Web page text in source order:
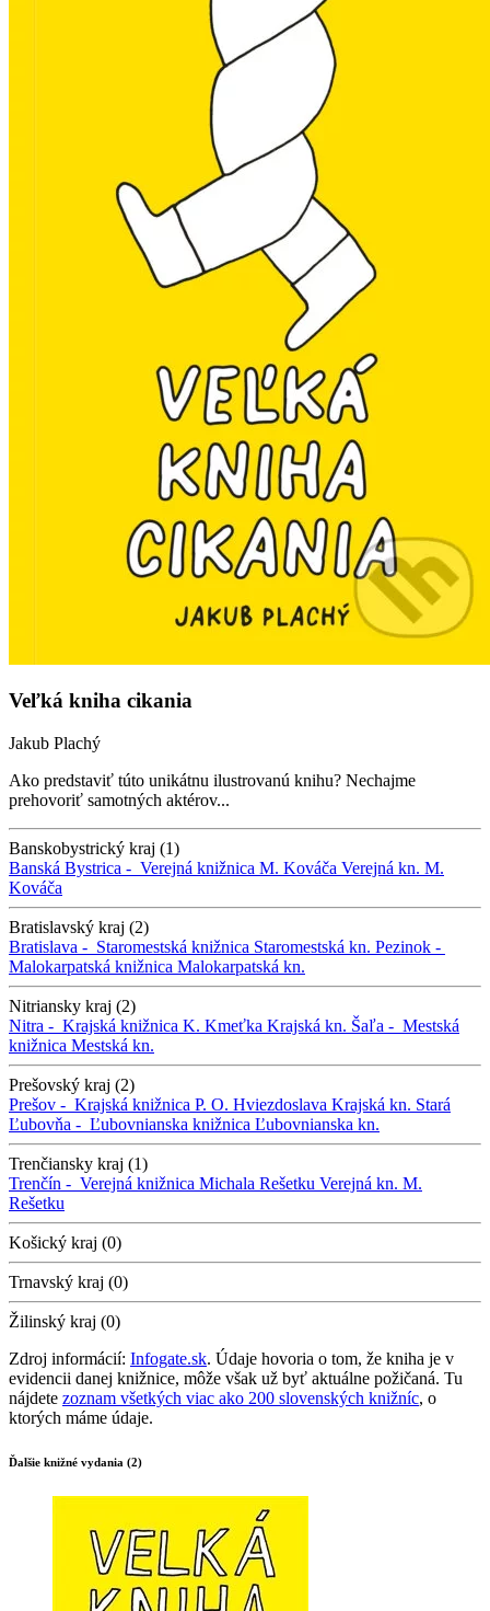
Veľká kniha cikania
Jakub Plachý
Ako predstaviť túto unikátnu ilustrovanú knihu? Nechajme
prehovoriť samotných aktérov...
Banskobystrický kraj (1)
Banská Bystrica - Verejná knižnica M. Kováča Verejná kn. M.
Kováča
Bratislavský kraj (2)
Bratislava - Staromestská knižnica Staromestská kn. Pezinok -
Malokarpatská knižnica Malokarpatská kn.
Nitriansky kraj (2)
Nitra - Krajská knižnica K. Kmeťka Krajská kn. Šaľa - Mestská
knižnica Mestská kn.
Prešovský kraj (2)
Prešov - Krajská knižnica P. O. Hviezdoslava Krajská kn. Stará
Ľubovňa - Ľubovnianska knižnica Ľubovnianska kn.
Trenčiansky kraj (1)
Trenčín - Verejná knižnica Michala Rešetku Verejná kn. M.
Rešetku
Košický kraj (0)
Trnavský kraj (0)
Žilinský kraj (0)
Zdroj informácií: Infogate.sk. Údaje hovoria o tom, že kniha je v
evidencii danej knižnice, môže však už byť aktuálne požičaná. Tu
nájdete zoznam všetkých viac ako 200 slovenských knižníc, o
ktorých máme údaje.
Ďalšie knižné vydania (2)